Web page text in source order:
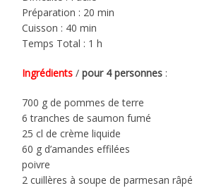
Préparation : 20 min
Cuisson : 40 min
Temps Total : 1 h
Ingrédients /pour 4 personnes :
700 g de pommes de terre
6 tranches de saumon fumé
25 cl de crème liquide
60 g d’amandes effilées
poivre
2 cuillères à soupe de parmesan râpé